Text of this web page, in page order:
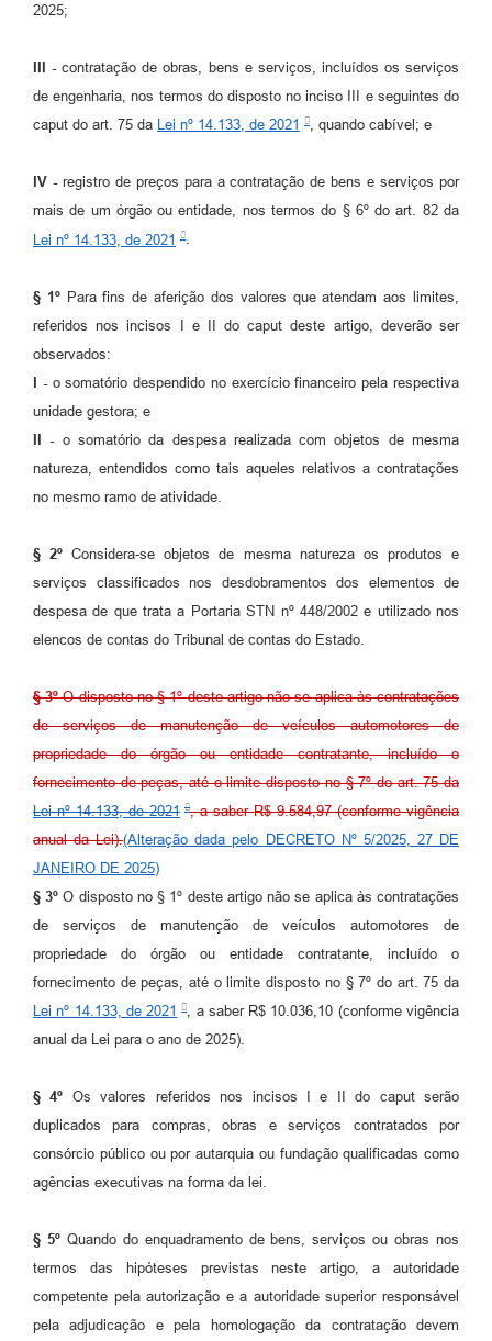
2025;
III -contratação de obras, bens e serviços, incluídos os serviços
de engenharia, nos termos do disposto no inciso III e seguintes do
caput do art. 75 da Lei nº 14.133, de 2021 , quando cabível; e
IV -registro de preços para a contratação de bens e serviços por
mais de um órgão ou entidade, nos termos do § 6º do art. 82 da
Lei nº 14.133, de 2021
.
§ 1ºPara fins de aferição dos valores que atendam aos limites,
referidos nos incisos I e II do caput deste artigo, deverão ser
observados:
I -o somatório despendido no exercício financeiro pela respectiva
unidade gestora; e
II - o somatório da despesa realizada com objetos de mesma
natureza, entendidos como tais aqueles relativos a contratações
no mesmo ramo de atividade.
§ 2º Considera-se objetos de mesma natureza os produtos e
serviços classificados nos desdobramentos dos elementos de
despesa de que trata a Portaria STN nº 448/2002 e utilizado nos
elencos de contas do Tribunal de contas do Estado.
§ 3ºO disposto no § 1º deste artigo não se aplica às contratações
de serviços de manutenção de veículos automotores de
propriedade do órgão ou entidade contratante, incluído o
fornecimento de peças, até o limite disposto no § 7º do art. 75 da
Lei nº 14.133, de 2021 , a saber R$ 9.584,97 (conforme vigência
anual da Lei).(Alteração dada pelo DECRETO Nº 5/2025, 27 DE
JANEIRO DE 2025)
§ 3º O disposto no § 1º deste artigo não se aplica às contratações
de serviços de manutenção de veículos automotores de
propriedade do órgão ou entidade contratante, incluído o
fornecimento de peças, até o limite disposto no § 7º do art. 75 da
Lei nº 14.133, de 2021
, a saber R$ 10.036,10 (conforme vigência
anual da Lei para o ano de 2025).
§ 4º Os valores referidos nos incisos I e II do caput serão
duplicados para compras, obras e serviços contratados por
consórcio público ou por autarquia ou fundação qualificadas como
agências executivas na forma da lei.
§ 5ºQuando do enquadramento de bens, serviços ou obras nos
termos das hipóteses previstas neste artigo, a autoridade
competente pela autorização e a autoridade superior responsável
pela adjudicação e pela homologação da contratação devem